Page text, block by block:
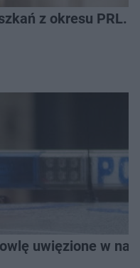
z okresu PRL.
uwięzione w